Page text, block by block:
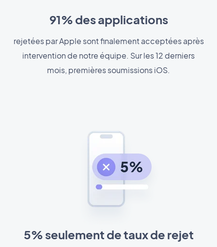
91% des applications
rejetées par Apple sont finalement acceptées après
intervention de notre équipe. Sur les 12 derniers
mois, premières soumissions iOS.
5% seulement de taux de rejet